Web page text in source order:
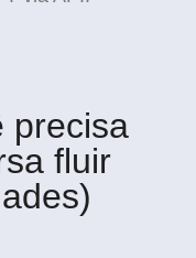
precisa
fluir